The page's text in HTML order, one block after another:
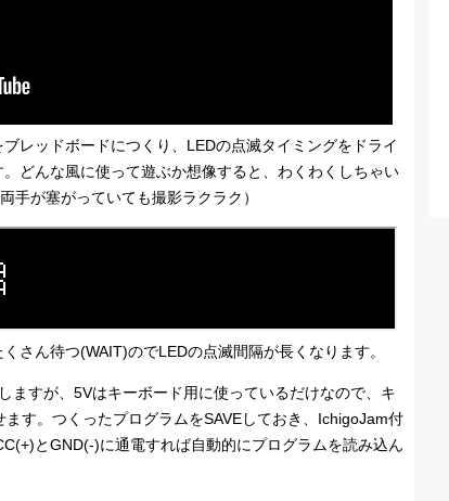
レッドボードにつくり、LEDの点滅タイミングをドライ
どんな風に使って遊ぶか想像すると、わくわくしちゃい
が塞がっていても撮影ラクラク）
さん待つ(WAIT)のでLEDの点滅間隔が長くなります。
ますが、5Vはキーボード用に使っているだけなので、キ
す。つくったプログラムをSAVEしておき、IchigoJam付
とGND(-)に通電すれば自動的にプログラムを読み込ん